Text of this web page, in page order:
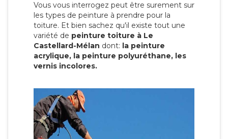
Vous vous interrogez peut être surement sur
les types de peinture à prendre pour la
toiture. Et bien sachez qu'il existe tout une
variété de peinture toiture à Le
Castellard-Mélan dont: la peinture
acrylique, la peinture polyuréthane, les
vernis incolores.